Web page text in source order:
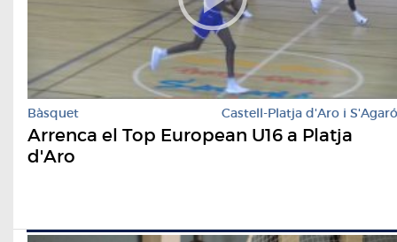
Bàsquet Castell-Platja d'Aro i S'Agaró
Arrenca el Top European U16 a Platja
d'Aro